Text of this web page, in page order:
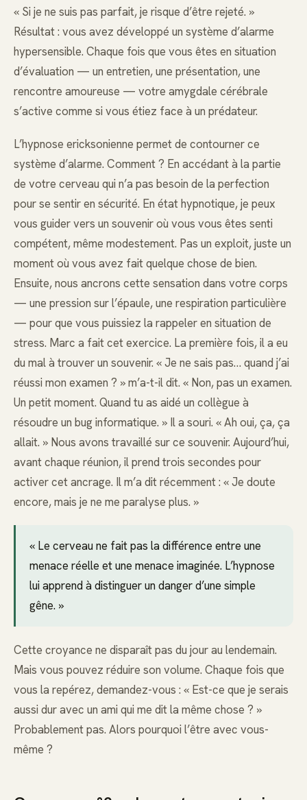
« Si je ne suis pas parfait, je risque d’être rejeté. »
Résultat : vous avez développé un système d’alarme
hypersensible. Chaque fois que vous êtes en situation
d’évaluation — un entretien, une présentation, une
rencontre amoureuse — votre amygdale cérébrale
s’active comme si vous étiez face à un prédateur.
L’hypnose ericksonienne permet de contourner ce
système d’alarme. Comment ? En accédant à la partie
de votre cerveau qui n’a pas besoin de la perfection
pour se sentir en sécurité. En état hypnotique, je peux
vous guider vers un souvenir où vous vous êtes senti
compétent, même modestement. Pas un exploit, juste un
moment où vous avez fait quelque chose de bien.
Ensuite, nous ancrons cette sensation dans votre corps
— une pression sur l’épaule, une respiration particulière
— pour que vous puissiez la rappeler en situation de
stress. Marc a fait cet exercice. La première fois, il a eu
du mal à trouver un souvenir. « Je ne sais pas… quand j’ai
réussi mon examen ? » m’a-t-il dit. « Non, pas un examen.
Un petit moment. Quand tu as aidé un collègue à
résoudre un bug informatique. » Il a souri. « Ah oui, ça, ça
allait. » Nous avons travaillé sur ce souvenir. Aujourd’hui,
avant chaque réunion, il prend trois secondes pour
activer cet ancrage. Il m’a dit récemment : « Je doute
encore, mais je ne me paralyse plus. »
« Le cerveau ne fait pas la différence entre une
menace réelle et une menace imaginée. L’hypnose
lui apprend à distinguer un danger d’une simple
gêne. »
Cette croyance ne disparaît pas du jour au lendemain.
Mais vous pouvez réduire son volume. Chaque fois que
vous la repérez, demandez-vous : « Est-ce que je serais
aussi dur avec un ami qui me dit la même chose ? »
Probablement pas. Alors pourquoi l’être avec vous-
même ?